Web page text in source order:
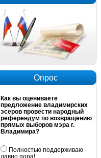
Опрос
Как вы оцениваете
предложение владимирских
эсеров провести народный
референдум по возвращению
прямых выборов мэра г.
Владимира?
Полностью поддерживаю -
давно пора!